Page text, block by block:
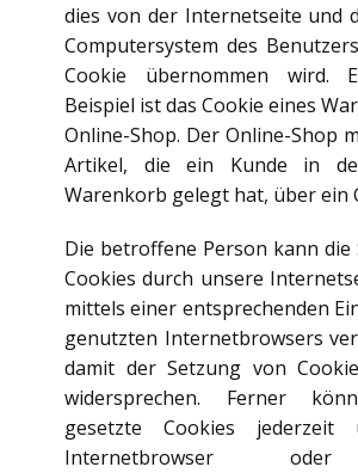
dies von der Internetseite und
Computersystem des
Cookie übernommen wird.
Beispiel ist das Cookie eines
Online-Shop. Der Online-Shop
Artikel, die ein Kunde in
Warenkorb gelegt hat, über ein
Die betroffene Person kann die
Cookies durch unsere
mittels einer entsprechenden
genutzten Internetbrowsers
damit der Setzung von
widersprechen. Ferner
gesetzte Cookies jederzeit
Internetbrowser